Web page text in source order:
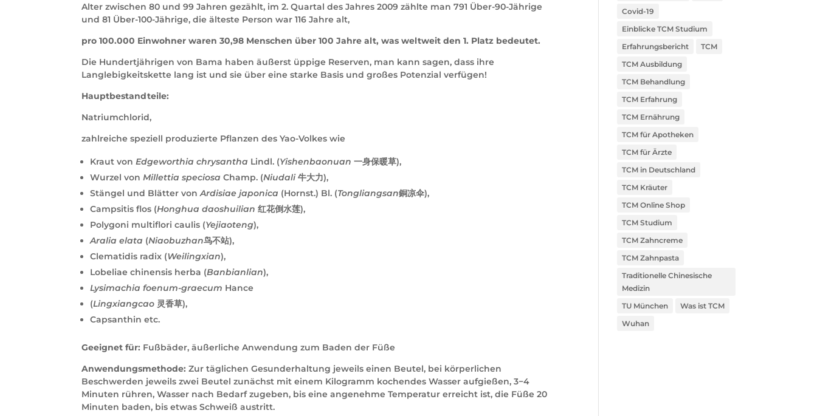
Alter zwischen 80 und 99 Jahren gezählt, im 2. Quartal des Jahres 2009 zählte man 791 Über-90-Jährige
und 81 Über-100-Jährige, die älteste Person war 116 Jahre alt,
pro 100.000 Einwohner waren 30,98 Menschen über 100 Jahre alt, was weltweit den 1. Platz bedeutet.
Die Hundertjährigen von Bama haben äußerst üppige Reserven, man kann sagen, dass ihre
Langlebigkeitskette lang ist und sie über eine starke Basis und großes Potenzial verfügen!
Hauptbestandteile:
Natriumchlorid,
zahlreiche speziell produzierte Pflanzen des Yao-Volkes wie
Kraut von Edgeworthia chrysantha Lindl. (Yishenbaonuan 一身保暖草),
Wurzel von Millettia speciosa Champ. (Niudali牛大力),
Stängel und Blätter vonArdisiae japonica (Hornst.) Bl. (Tongliangsan銅凉伞),
Campsitis flos (Honghua daoshuilian 红花倒水莲),
Polygoni multiflori caulis (Yejiaoteng),
Aralia elata (Niaobuzhan鸟不站),
Clematidis radix (Weilingxian),
Lobeliae chinensis herba (Banbianlian),
Lysimachia foenum-graecum Hance
(Lingxiangcao 灵香草),
Capsanthin etc.
Geeignet für: Fußbäder, äußerliche Anwendung zum Baden der Füße
Anwendungsmethode: Zur täglichen Gesunderhaltung jeweils einen Beutel, bei körperlichen
Beschwerden jeweils zwei Beutel zunächst mit einem Kilogramm kochendes Wasser aufgießen, 3−4
Minuten rühren, Wasser nach Bedarf zugeben, bis eine angenehme Temperatur erreicht ist, die Füße 20
Minuten baden, bis etwas Schweiß austritt.
Covid-19
Einblicke TCM Studium
Erfahrungsbericht
TCM
TCM Ausbildung
TCM Behandlung
TCM Erfahrung
TCM Ernährung
TCM für Apotheken
TCM für Ärzte
TCM in Deutschland
TCM Kräuter
TCM Online Shop
TCM Studium
TCM Zahncreme
TCM Zahnpasta
Traditionelle Chinesische
Medizin
TU München
Was ist TCM
Wuhan